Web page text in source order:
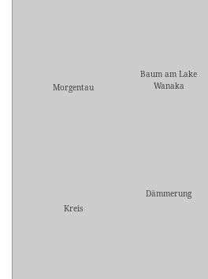
Morgentau
Baum am Lake
Wanaka
Kreis
Dämmerung